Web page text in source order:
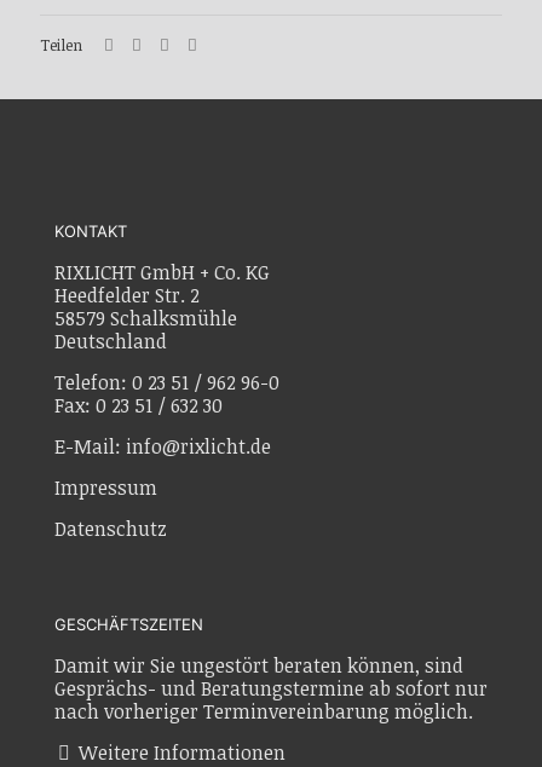
Teilen
KONTAKT
RIXLICHT GmbH + Co. KG
Heedfelder Str. 2
58579 Schalksmühle
Deutschland
Telefon: 0 23 51 / 962 96-0
Fax: 0 23 51 / 632 30
E-Mail: info@rixlicht.de
Impressum
Datenschutz
GESCHÄFTSZEITEN
Damit wir Sie ungestört beraten können, sind
Gesprächs- und Beratungstermine ab sofort nur
nach vorheriger Terminvereinbarung möglich.
Weitere Informationen